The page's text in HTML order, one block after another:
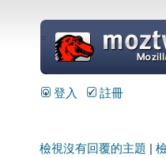
=
登入 註冊
檢視沒有回覆的主題